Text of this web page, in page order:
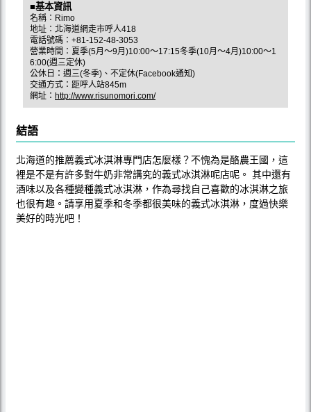
■基本資訊
名稱：Rimo
地址：北海道網走市呼人418
電話號碼：+81-152-48-3053
營業時間：夏季(5月〜9月)10:00～17:15冬季(10月〜4月)10:00～1
6:00(週三定休)
公休日：週三(冬季)、不定休(Facebook通知)
交通方式：距呼人站845m
網址： http://www.risunomori.com/
結語
北海道的推薦義式冰淇淋專門店怎麼樣？不愧為是酪農王國，這
裡是不是有許多對牛奶非常講究的義式冰淇淋呢店呢。 其中還有
酒味以及各種變種義式冰淇淋，作為尋找自己喜歡的冰淇淋之旅
也很有趣。請享用夏季和冬季都很美味的義式冰淇淋，度過快樂
美好的時光吧！